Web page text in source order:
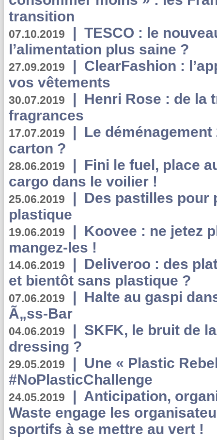
transition
07.10.2019 | TESCO : le
l’alimentation plus saine ?
27.09.2019 | ClearFashion :
vos vêtements
30.07.2019 | Henri Rose : de la
fragrances
17.07.2019 | Le
carton ?
28.06.2019 | Fini le fuel, place
cargo dans le voilier !
25.06.2019 | Des pastilles pour
plastique
19.06.2019 | Koovee : ne jetez
mangez-les !
14.06.2019 | Deliveroo : des
et bientôt sans plastique ?
07.06.2019 | Halte au gaspi
Ã„ss-Bar
04.06.2019 | SKFK, le bruit de
dressing ?
29.05.2019 | Une « Plastic
#NoPlasticChallenge
24.05.2019 | Anticipation,
Waste engage les
sportifs à se mettre au vert !